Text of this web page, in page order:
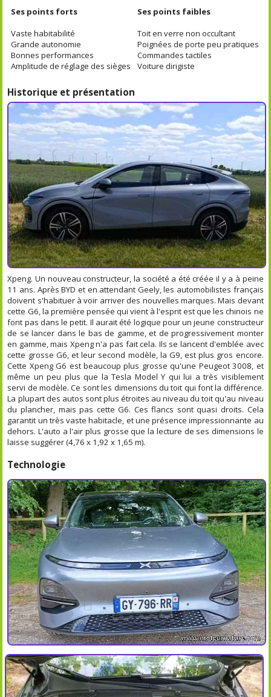
Ses points forts
Vaste habitabilité
Grande autonomie
Bonnes performances
Amplitude de réglage des sièges
Ses points faibles
Toit en verre non occultant
Poignées de porte peu pratiques
Commandes tactiles
Voiture dirigiste
Historique et présentation
Xpeng. Un nouveau constructeur, la société a été créée il y a à peine
11 ans. Après BYD et en attendant Geely, les automobilistes français
doivent s'habituer à voir arriver des nouvelles marques. Mais devant
cette G6, la première pensée qui vient à l'esprit est que les chinois ne
font pas dans le petit. Il aurait été logique pour un jeune constructeur
de se lancer dans le bas de gamme, et de progressivement monter
en gamme, mais Xpeng n'a pas fait cela. Ils se lancent d'emblée avec
cette grosse G6, et leur second modèle, la G9, est plus gros encore.
Cette Xpeng G6 est beaucoup plus grosse qu'une Peugeot 3008, et
même un peu plus que la Tesla Model Y qui lui a très visiblement
servi de modèle. Ce sont les dimensions du toit qui font la différence.
La plupart des autos sont plus étroites au niveau du toit qu'au niveau
du plancher, mais pas cette G6. Ces flancs sont quasi droits. Cela
garantit un très vaste habitacle, et une présence impressionnante au
dehors. L'auto a l'air plus grosse que la lecture de ses dimensions le
laisse suggérer (4,76 x 1,92 x 1,65 m).
Technologie